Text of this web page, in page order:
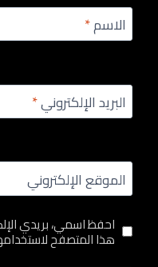
الاسم*
البريد الإلكتروني*
الموقع الإلكتروني
احفظ اسمي، بريدي
هذا المتصفح